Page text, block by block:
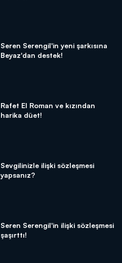
Seren Serengil'in yeni şarkısına
Beyaz'dan destek!
Rafet El Roman ve kızından
harika düet!
Sevgilinizle ilişki sözleşmesi
yapsanız?
Seren Serengil'in ilişki sözleşmesi
şaşırttı!